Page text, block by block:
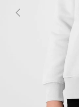
PRÉCÉDENT